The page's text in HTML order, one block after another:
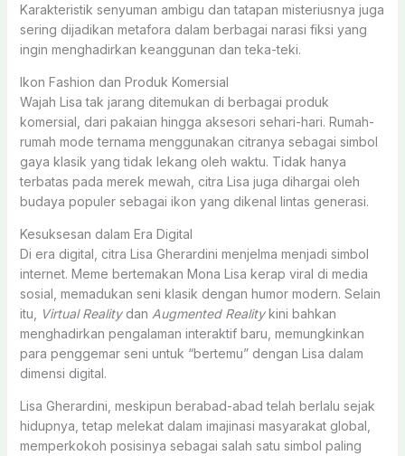
Karakteristik senyuman ambigu dan tatapan misteriusnya juga
sering dijadikan metafora dalam berbagai narasi fiksi yang
ingin menghadirkan keanggunan dan teka-teki.
Ikon Fashion dan Produk Komersial
Wajah Lisa tak jarang ditemukan di berbagai produk
komersial, dari pakaian hingga aksesori sehari-hari. Rumah-
rumah mode ternama menggunakan citranya sebagai simbol
gaya klasik yang tidak lekang oleh waktu. Tidak hanya
terbatas pada merek mewah, citra Lisa juga dihargai oleh
budaya populer sebagai ikon yang dikenal lintas generasi.
Kesuksesan dalam Era Digital
Di era digital, citra Lisa Gherardini menjelma menjadi simbol
internet. Meme bertemakan Mona Lisa kerap viral di media
sosial, memadukan seni klasik dengan humor modern. Selain
itu,
Virtual Realitydan Augmented Realitykini bahkan
menghadirkan pengalaman interaktif baru, memungkinkan
para penggemar seni untuk “bertemu” dengan Lisa dalam
dimensi digital.
Lisa Gherardini, meskipun berabad-abad telah berlalu sejak
hidupnya, tetap melekat dalam imajinasi masyarakat global,
memperkokoh posisinya sebagai salah satu simbol paling